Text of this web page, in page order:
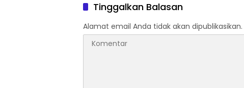
Tinggalkan Balasan
Alamat email Anda tidak akan dipublikasikan.